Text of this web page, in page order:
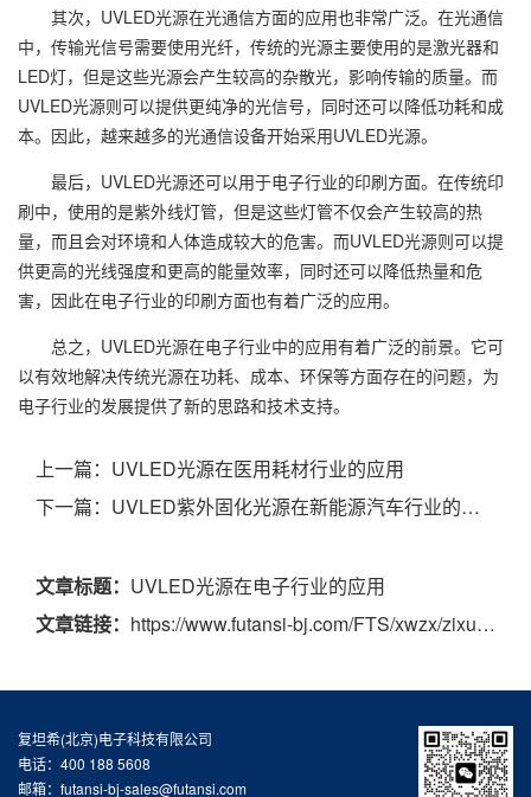
其次，UVLED光源在光通信方面的应用也非常广泛。在光通信
中，传输光信号需要使用光纤，传统的光源主要使用的是激光器和
LED灯，但是这些光源会产生较高的杂散光，影响传输的质量。而
UVLED光源则可以提供更纯净的光信号，同时还可以降低功耗和成
本。因此，越来越多的光通信设备开始采用UVLED光源。
最后，UVLED光源还可以用于电子行业的印刷方面。在传统印
刷中，使用的是紫外线灯管，但是这些灯管不仅会产生较高的热
量，而且会对环境和人体造成较大的危害。而UVLED光源则可以提
供更高的光线强度和更高的能量效率，同时还可以降低热量和危
害，因此在电子行业的印刷方面也有着广泛的应用。
总之，UVLED光源在电子行业中的应用有着广泛的前景。它可
以有效地解决传统光源在功耗、成本、环保等方面存在的问题，为
电子行业的发展提供了新的思路和技术支持。
上一篇： UVLED光源在医用耗材行业的应用
下一篇： UVLED紫外固化光源在新能源汽车行业的应用
文章标题： UVLED光源在电子行业的应用
文章链接： https://www.futansi-bj.com/FTS/xwzx/zixun/96.html
复坦希(北京)电子科技有限公司
电话：400 188 5608
邮箱：futansi-bj-sales@futansi.com